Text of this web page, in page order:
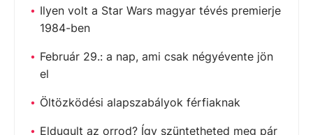
Ilyen volt a Star Wars magyar tévés premierje
1984-ben
Február 29.: a nap, ami csak négyévente jön
el
Öltözködési alapszabályok férfiaknak
Eldugult az orrod? Így szüntetheted meg pár